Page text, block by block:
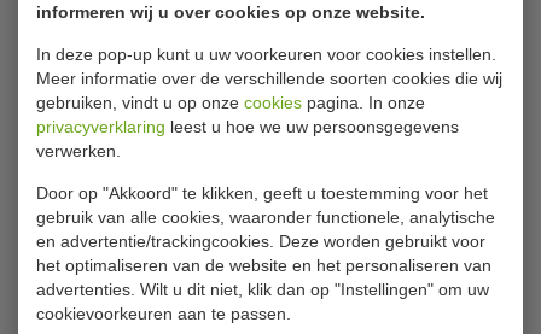
informeren wij u over cookies op onze website.
In deze pop-up kunt u uw voorkeuren voor cookies instellen.
Meer informatie over de verschillende soorten cookies die wij
gebruiken, vindt u op onze cookies pagina. In onze
privacyverklaring leest u hoe we uw persoonsgegevens
verwerken.
Door op "Akkoord" te klikken, geeft u toestemming voor het
gebruik van alle cookies, waaronder functionele, analytische
en advertentie/trackingcookies. Deze worden gebruikt voor
het optimaliseren van de website en het personaliseren van
advertenties. Wilt u dit niet, klik dan op "Instellingen" om uw
cookievoorkeuren aan te passen.
Een zeer uitgebreide lijn puur wit porselein van een zeer
garandeert. Multifunctionele items die stapelbaar en
extra stevig zijn dankzij de gerolde randen. Oven-,
magnetron-, vriezer- en vaatwasserbestendig.
Volledig verglaasd en daardoor duurzaam en hitte- en
schokbestendig
Lees meer
Specificaties
Model
CM187